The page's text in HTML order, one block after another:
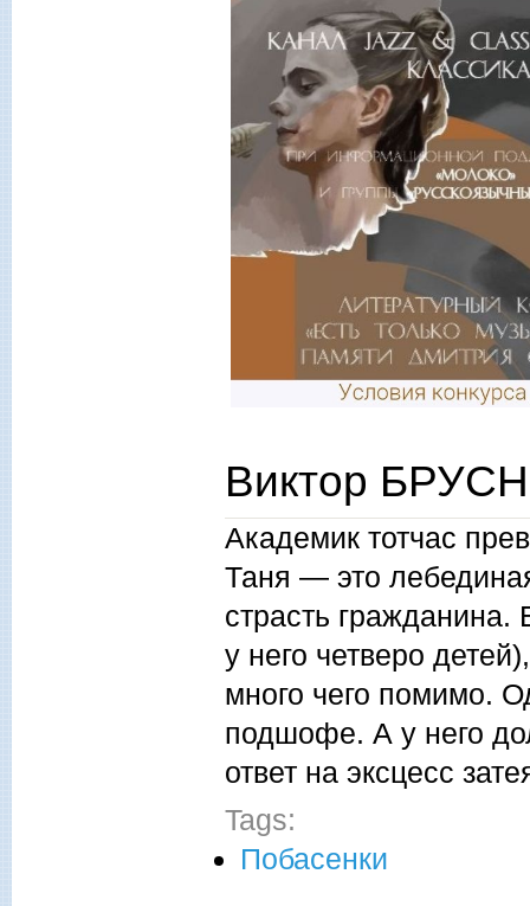
Виктор
Академик тотчас
Таня — это
страсть
у него четверо
много чего помимо.
подшофе. А у него
ответ на эксцесс
Tags:
Побасенки